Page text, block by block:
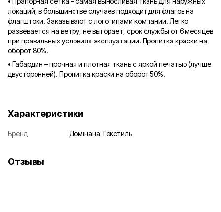
локаций, в большинстве случаев подходит для флагов на
флагштоки. Заказывают с логотипами компании. Легко
развевается на ветру, не выгорает, срок службы от 6 месяцев
при правильных условиях эксплуатации. Пропитка краски на
оборот 80%.
• Габардин – прочная и плотная ткань с яркой печатью (лучше
двусторонней). Пропитка краски на оборот 50%.
Характеристики
Бренд Домінана Текстиль
Отзывы